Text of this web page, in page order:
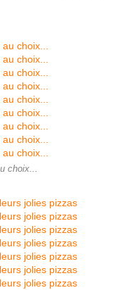
choix...